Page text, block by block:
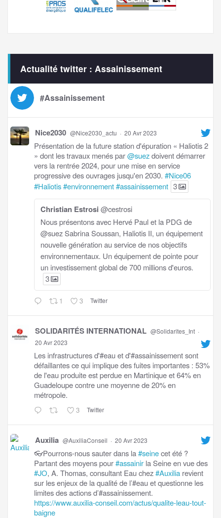
Actualité twitter : Assainissement
#Assainissement
Nice2030 @Nice2030_actu · 20 Avr 2023
Présentation de la future station d'épuration « Haliotis 2
» dont les travaux menés par@suezdoivent démarrer
vers la rentrée 2024, pour une mise en service
progressive des ouvrages jusqu'en 2030. #Nice06
#Haliotis#environnement#assainissement 3
Christian Estrosi @cestrosi
Nous présentons avec Hervé Paul et la PDG de
@suez Sabrina Soussan, Haliotis II, un équipement
nouvelle génération au service de nos objectifs
environnementaux. Un équipement de pointe pour
un investissement global de 700 millions d'euros.
3
1 3 Twitter
SOLIDARITÉS INTERNATIONAL @Solidarites_Int ·
20 Avr 2023
Les infrastructures d'#eau et d'#assainissement sont
défaillantes ce qui implique des fuites importantes : 53%
de l'eau produite est perdue en Martinique et 64% en
Guadeloupe contre une moyenne de 20% en
métropole.
3 Twitter
Auxilia @AuxiliaConseil · 20 Avr 2023
👓Pourrons-nous sauter dans la#seinecet été ?
Partant des moyens pour#assainir la Seine en vue des
#JO, A. Thomas, consultant Eau chez#Auxilia revient
sur les enjeux de la qualité de l’#eau et questionne les
limites des actions d’#assainissement.
https://www.auxilia-conseil.com/actus/qualite-leau-tout-
baigne